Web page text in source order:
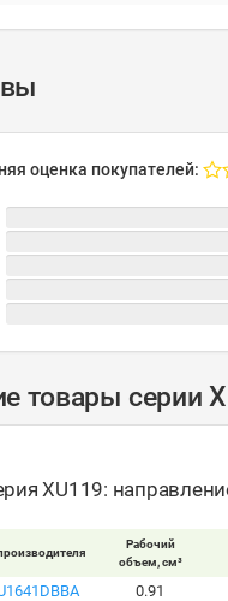
оценка покупателей:
товары серии
XU119:
Рабочий
объем, см³
0.91